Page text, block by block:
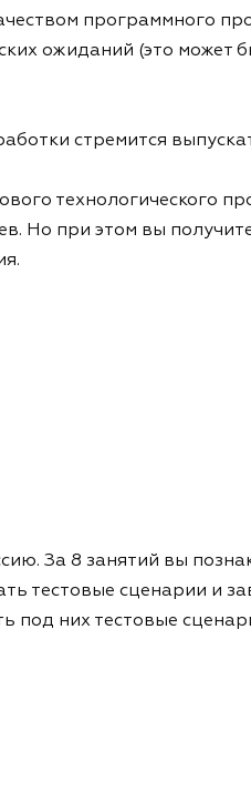
программного
ожиданий (это может
стремится
технологического
Но при этом вы
За 8 занятий вы
тестовые сценарии и
них тестовые